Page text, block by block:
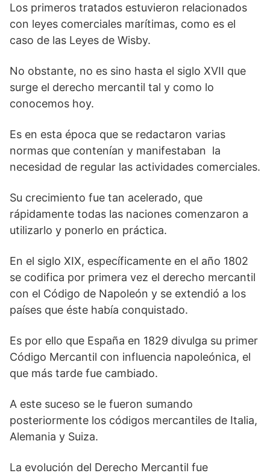
Los primeros tratados estuvieron relacionados
con leyes comerciales marítimas, como es el
caso de las Leyes de Wisby.
No obstante, no es sino hasta el siglo XVII que
surge el derecho mercantil tal y como lo
conocemos hoy.
Es en esta época que se redactaron varias
normas que contenían y manifestaban la
necesidad de regular las actividades comerciales.
Su crecimiento fue tan acelerado, que
rápidamente todas las naciones comenzaron a
utilizarlo y ponerlo en práctica.
En el siglo XIX, específicamente en el año 1802
se codifica por primera vez el derecho mercantil
con el Código de Napoleón y se extendió a los
países que éste había conquistado.
Es por ello que España en 1829 divulga su primer
Código Mercantil con influencia napoleónica, el
que más tarde fue cambiado.
A este suceso se le fueron sumando
posteriormente los códigos mercantiles de Italia,
Alemania y Suiza.
La evolución del Derecho Mercantil fue